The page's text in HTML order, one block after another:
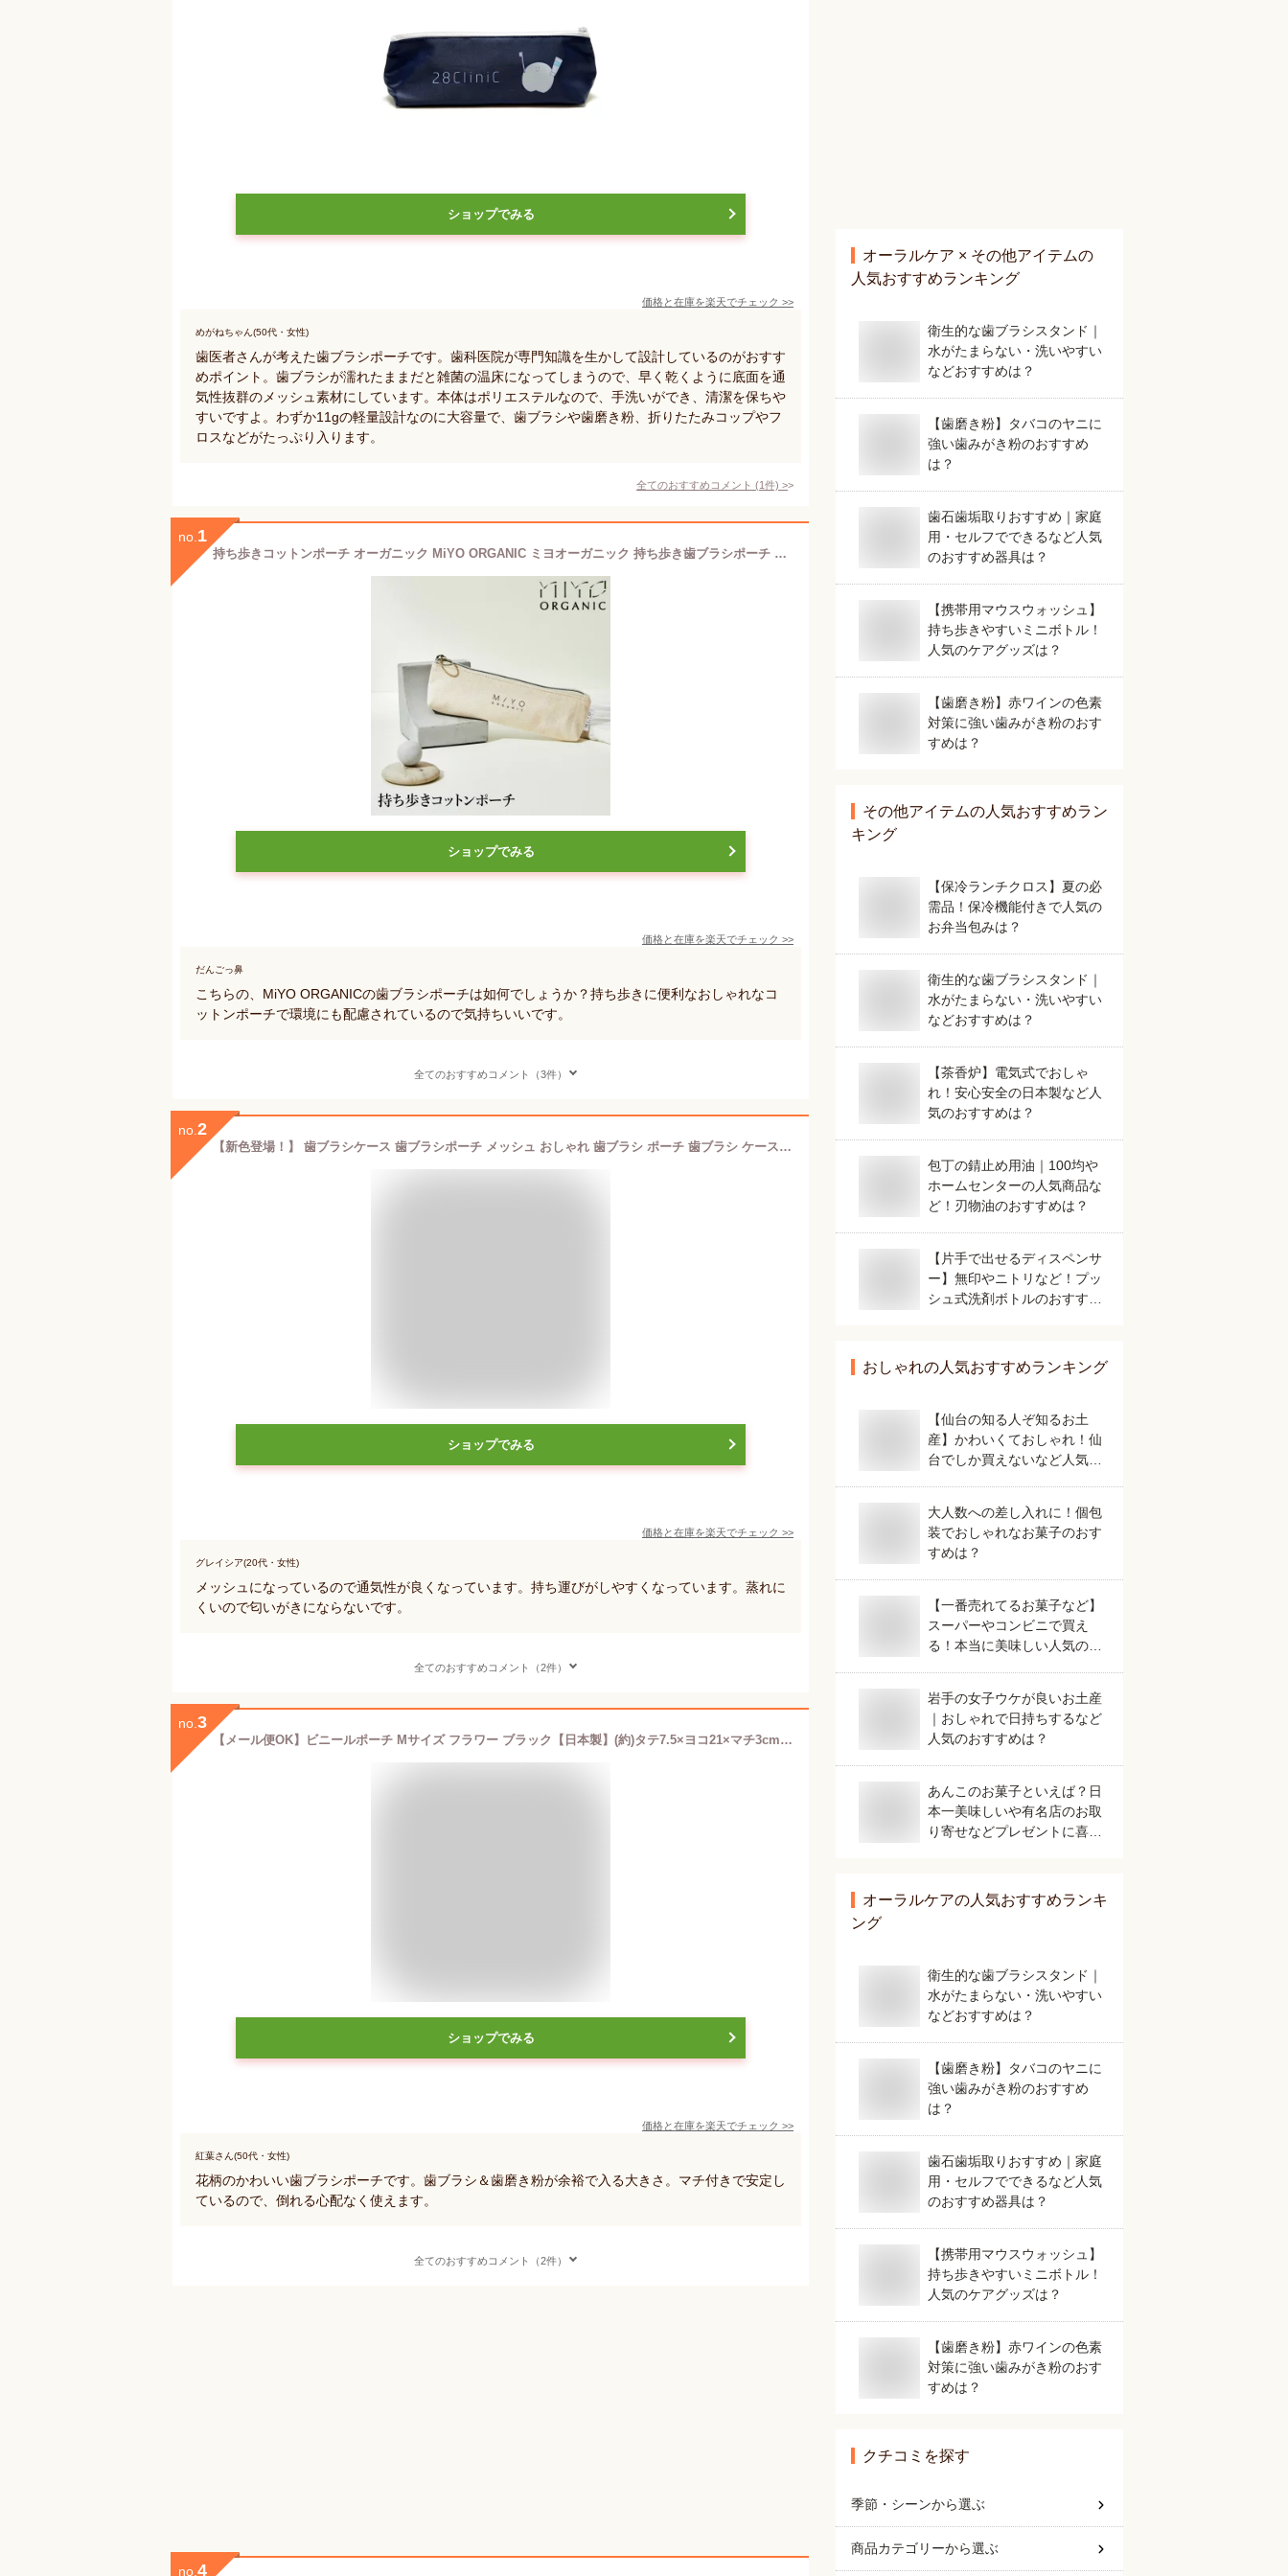
ショップでみる
価格と在庫を楽天でチェック >>
めがねちゃん(50代・女性)
歯医者さんが考えた歯ブラシポーチです。歯科医院が専門知識を生かして設計しているのがおすす
めポイント。歯ブラシが濡れたままだと雑菌の温床になってしまうので、早く乾くように底面を通
気性抜群のメッシュ素材にしています。本体はポリエステルなので、手洗いができ、清潔を保ちや
すいですよ。わずか11gの軽量設計なのに大容量で、歯ブラシや歯磨き粉、折りたたみコップやフ
ロスなどがたっぷり入ります。
全てのおすすめコメント (1件) >
no. 1
持ち歩きコットンポーチ オーガニック MiYO ORGANIC ミヨオーガニック 持ち歩き歯ブラシポーチ 環境配慮 アメニティ SDGs エシカル 筆箱 ケース ペンケース
ショップでみる
価格と在庫を楽天でチェック >>
だんごっ鼻
こちらの、MiYO ORGANICの歯ブラシポーチは如何でしょうか？持ち歩きに便利なおしゃれなコ
ットンポーチで環境にも配慮されているので気持ちいいです。
全てのおすすめコメント（3件）
no. 2
【新色登場！】 歯ブラシケース 歯ブラシポーチ メッシュ おしゃれ 歯ブラシ ポーチ 歯ブラシ ケース 乾燥 ポーチ 通気 性 清潔 衛生的 におわない 蒸れない 洗える 軽い 軽量 仕切り ポケット コンパクト かわいい 携帯用 収納 ビジネス シンプル A.Y.Judie
ショップでみる
価格と在庫を楽天でチェック >>
グレイシア(20代・女性)
メッシュになっているので通気性が良くなっています。持ち運びがしやすくなっています。蒸れに
くいので匂いがきにならないです。
全てのおすすめコメント（2件）
no. 3
【メール便OK】ビニールポーチ Mサイズ フラワー ブラック【日本製】(約)タテ7.5×ヨコ21×マチ3cm トラベルポーチ 旅行 ポーチ ケース ペンケース 化粧ポーチ 小物入れ かわいい おしゃれ 透明ポーチ クリアポーチ 歯ブラシ セキュリティポーチ【トレセン】
ショップでみる
価格と在庫を楽天でチェック >>
紅葉さん(50代・女性)
花柄のかわいい歯ブラシポーチです。歯ブラシ＆歯磨き粉が余裕で入る大きさ。マチ付きで安定し
ているので、倒れる心配なく使えます。
全てのおすすめコメント（2件）
no. 4
オーラルケア × その他アイテムの
人気おすすめランキング
衛生的な歯ブラシスタンド｜
水がたまらない・洗いやすい
などおすすめは？
【歯磨き粉】タバコのヤニに
強い歯みがき粉のおすすめ
は？
歯石歯垢取りおすすめ｜家庭
用・セルフでできるなど人気
のおすすめ器具は？
【携帯用マウスウォッシュ】
持ち歩きやすいミニボトル！
人気のケアグッズは？
【歯磨き粉】赤ワインの色素
対策に強い歯みがき粉のおす
すめは？
その他アイテムの人気おすすめラン
キング
【保冷ランチクロス】夏の必
需品！保冷機能付きで人気の
お弁当包みは？
衛生的な歯ブラシスタンド｜
水がたまらない・洗いやすい
などおすすめは？
【茶香炉】電気式でおしゃ
れ！安心安全の日本製など人
気のおすすめは？
包丁の錆止め用油｜100均や
ホームセンターの人気商品な
ど！刃物油のおすすめは？
【片手で出せるディスペンサ
ー】無印やニトリなど！プッ
シュ式洗剤ボトルのおすすめ
おしゃれの人気おすすめランキング
【仙台の知る人ぞ知るお土
産】かわいくておしゃれ！仙
台でしか買えないなど人気の
大人数への差し入れに！個包
装でおしゃれなお菓子のおす
すめは？
【一番売れてるお菓子など】
スーパーやコンビニで買え
る！本当に美味しい人気のお
岩手の女子ウケが良いお土産
｜おしゃれで日持ちするなど
人気のおすすめは？
あんこのお菓子といえば？日
本一美味しいや有名店のお取
り寄せなどプレゼントに喜ば
オーラルケアの人気おすすめランキ
ング
衛生的な歯ブラシスタンド｜
水がたまらない・洗いやすい
などおすすめは？
【歯磨き粉】タバコのヤニに
強い歯みがき粉のおすすめ
は？
歯石歯垢取りおすすめ｜家庭
用・セルフでできるなど人気
のおすすめ器具は？
【携帯用マウスウォッシュ】
持ち歩きやすいミニボトル！
人気のケアグッズは？
【歯磨き粉】赤ワインの色素
対策に強い歯みがき粉のおす
すめは？
クチコミを探す
季節・シーンから選ぶ
商品カテゴリーから選ぶ